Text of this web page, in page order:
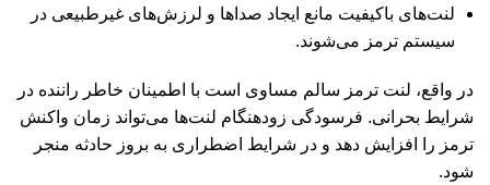
لنت‌های باکیفیت مانع ایجاد صداها و لرزش‌های غیرطبیعی در
سیستم ترمز می‌شوند.
در واقع، لنت ترمز سالم مساوی است با اطمینان خاطر راننده در
شرایط بحرانی. فرسودگی زودهنگام لنت‌ها می‌تواند زمان واکنش
ترمز را افزایش دهد و در شرایط اضطراری به بروز حادثه منجر
شود.